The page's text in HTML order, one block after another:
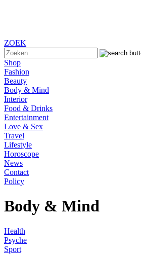
ZOEK
Shop
Fashion
Beauty
Body & Mind
Interior
Food & Drinks
Entertainment
Love & Sex
Travel
Lifestyle
Horoscope
News
Contact
Policy
Body & Mind
Health
Psyche
Sport